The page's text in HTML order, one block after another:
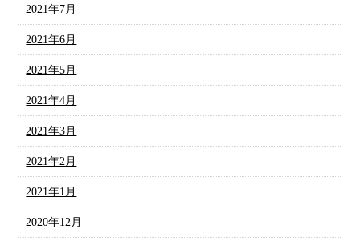
2021年7月
2021年6月
2021年5月
2021年4月
2021年3月
2021年2月
2021年1月
2020年12月